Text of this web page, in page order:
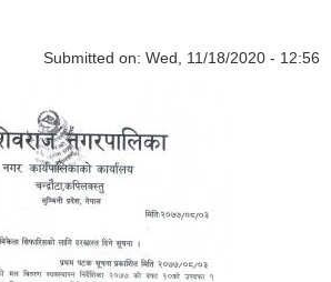
Submitted on: Wed, 11/18/2020 - 12:56